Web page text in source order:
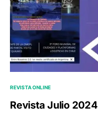
REVISTA ONLINE
Revista Julio 2024